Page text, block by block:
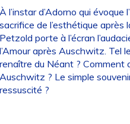
l’instar d’Adorno qui
de l’esthétique après
porte à l’écran
après Auschwitz. Tel
du Néant ? Comment
? Le simple
?